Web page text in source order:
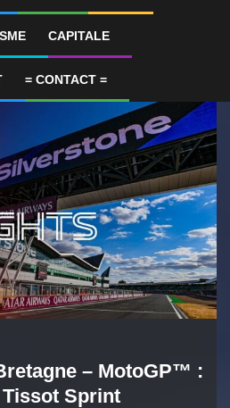
CAPITALE
= CONTACT =
1 GP de Grande-Bretagne –
– MotoGP™ :
Sprint